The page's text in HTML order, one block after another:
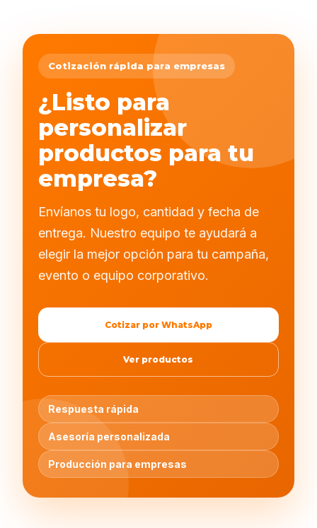
Cotización rápida para empresas
¿Listo para
personalizar
productos para tu
empresa?
Envíanos tu logo, cantidad y fecha de
entrega. Nuestro equipo te ayudará a
elegir la mejor opción para tu campaña,
evento o equipo corporativo.
Cotizar por WhatsApp
Ver productos
Respuesta rápida
Asesoría personalizada
Producción para empresas